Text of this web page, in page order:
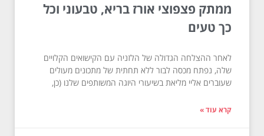
ממתק פצפוצי אורז בריא, טבעוני וכל
כך טעים
לאחר ההצלחה הגדולה של הלזניה עם הקישואים הקלויים
שלה, נפתח מכסה לבור ללא תחתית של מתכונים מעולים
שעוברים אליי מליאת בשיעורי היוגה המשותפים שלנו (כן,
קרא עוד »